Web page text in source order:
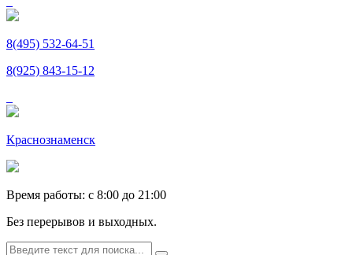
8(495) 532-64-51
8(925) 843-15-12
Краснознаменск
Время работы: c 8:00 до 21:00
Без перерывов и выходных.